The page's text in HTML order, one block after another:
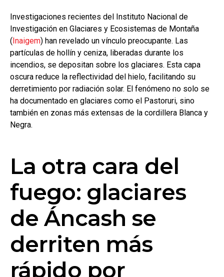
Investigaciones recientes del Instituto Nacional de
Investigación en Glaciares y Ecosistemas de Montaña
(Inaigem) han revelado un vínculo preocupante. Las
partículas de hollín y ceniza, liberadas durante los
incendios, se depositan sobre los glaciares. Esta capa
oscura reduce la reflectividad del hielo, facilitando su
derretimiento por radiación solar. El fenómeno no solo se
ha documentado en glaciares como el Pastoruri, sino
también en zonas más extensas de la cordillera Blanca y
Negra.
La otra cara del
fuego: glaciares
de Áncash se
derriten más
rápido por